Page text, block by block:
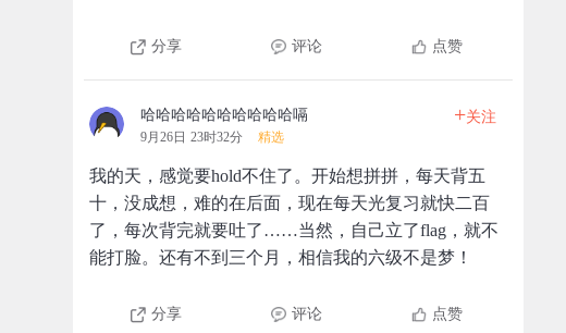
分享 评论 点赞
哈哈哈哈哈哈哈哈哈哈嗝
9月26日 23时32分 精选
+关注
我的天，感觉要hold不住了。开始想拼拼，每天背五
十，没成想，难的在后面，现在每天光复习就快二百
了，每次背完就要吐了……当然，自己立了flag，就不
能打脸。还有不到三个月，相信我的六级不是梦！
分享 评论 点赞